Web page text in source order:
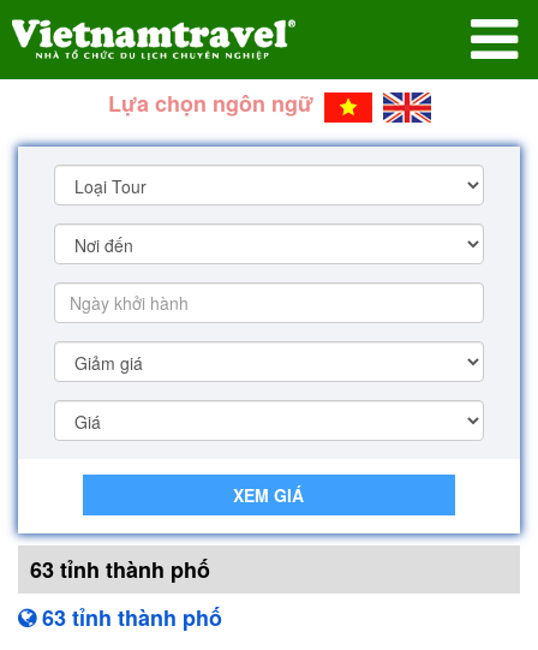
Lựa chọn ngôn ngữ
XEM GIÁ
63 tỉnh thành phố
63 tỉnh thành phố